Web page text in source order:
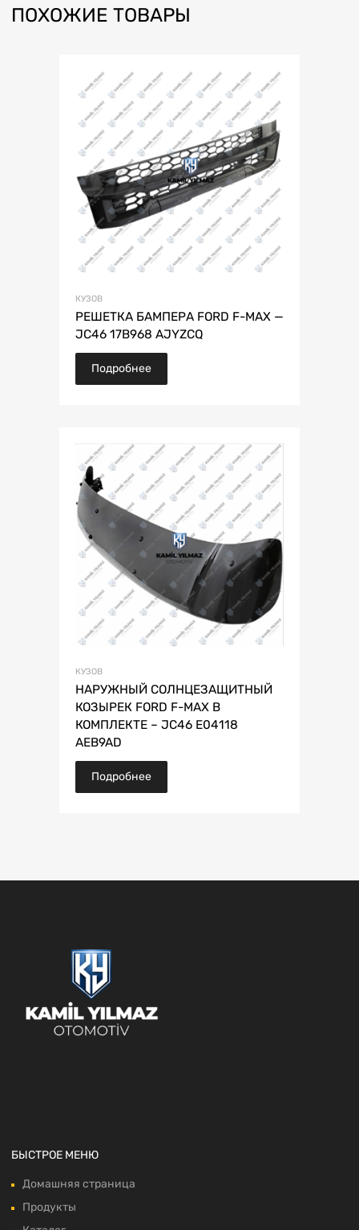
ПОХОЖИЕ ТОВАРЫ
КУЗОВ
РЕШЕТКА БАМПЕРА FORD F-MAX —
JC46 17B968 AJYZCQ
Подробнее
КУЗОВ
НАРУЖНЫЙ СОЛНЦЕЗАЩИТНЫЙ
КОЗЫРЕК FORD F-MAX В
КОМПЛЕКТЕ – JC46 E04118
AEB9AD
Подробнее
БЫСТРОЕ МЕНЮ
Домашняя страница
Продукты